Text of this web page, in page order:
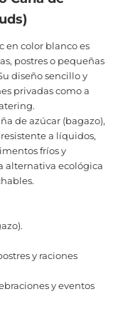
en color blanco es
postres o pequeñas
diseño sencillo y
privadas como a
de azúcar (bagazo),
a líquidos,
fríos y
alternativa ecológica
y raciones
y eventos